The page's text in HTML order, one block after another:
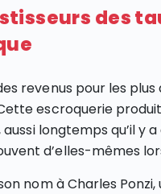
des
revenus pour les
escroquerie
longtemps qu’il y
d’elles-mêmes
nom à Charles